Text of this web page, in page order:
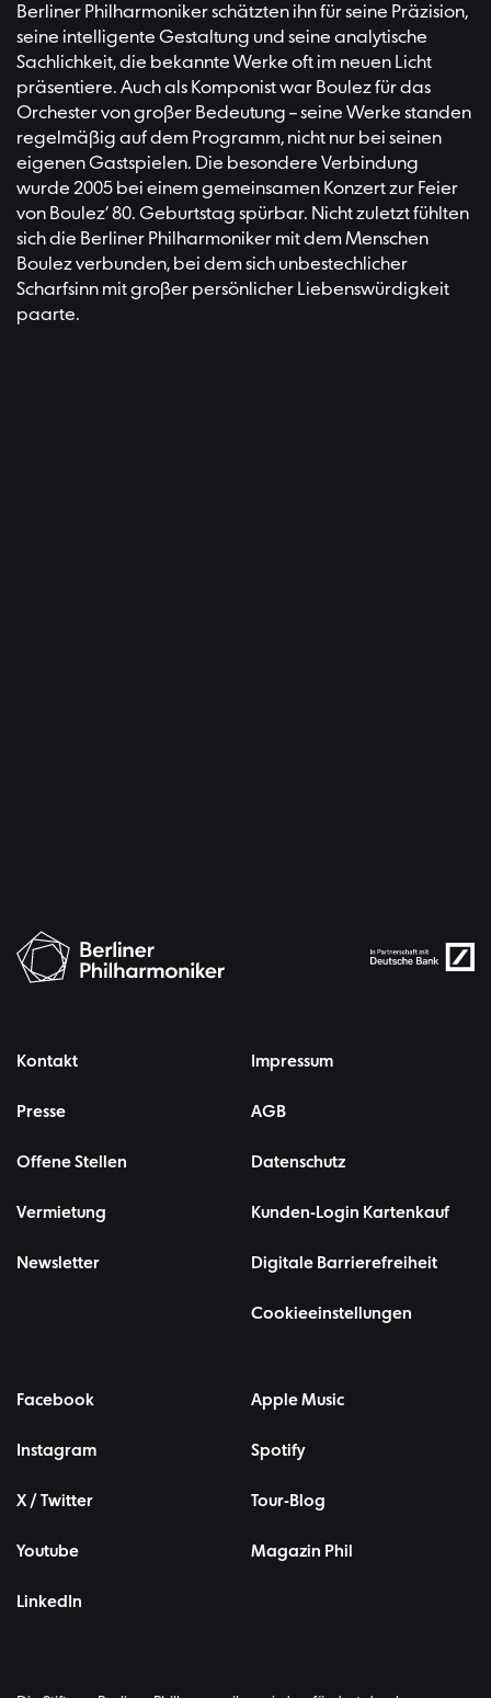
Berliner Philharmoniker schätzten ihn für seine Präzision,
seine intelligente Gestaltung und seine analytische
Sachlichkeit, die bekannte Werke oft im neuen Licht
präsentiere. Auch als Komponist war Boulez für das
Orchester von großer Bedeutung – seine Werke standen
regelmäßig auf dem Programm, nicht nur bei seinen
eigenen Gastspielen. Die besondere Verbindung
wurde 2005 bei einem gemeinsamen Konzert zur Feier
von Boulez’ 80. Geburtstag spürbar. Nicht zuletzt fühlten
sich die Berliner Philharmoniker mit dem Menschen
Boulez verbunden, bei dem sich unbestechlicher
Scharfsinn mit großer persönlicher Liebenswürdigkeit
paarte.
Kontakt
Presse
Offene Stellen
Vermietung
Newsletter
Impressum
AGB
Datenschutz
Kunden-Login Kartenkauf
Digitale Barrierefreiheit
Cookieeinstellungen
Facebook
Instagram
X / Twitter
Youtube
LinkedIn
Apple Music
Spotify
Tour-Blog
Magazin Phil